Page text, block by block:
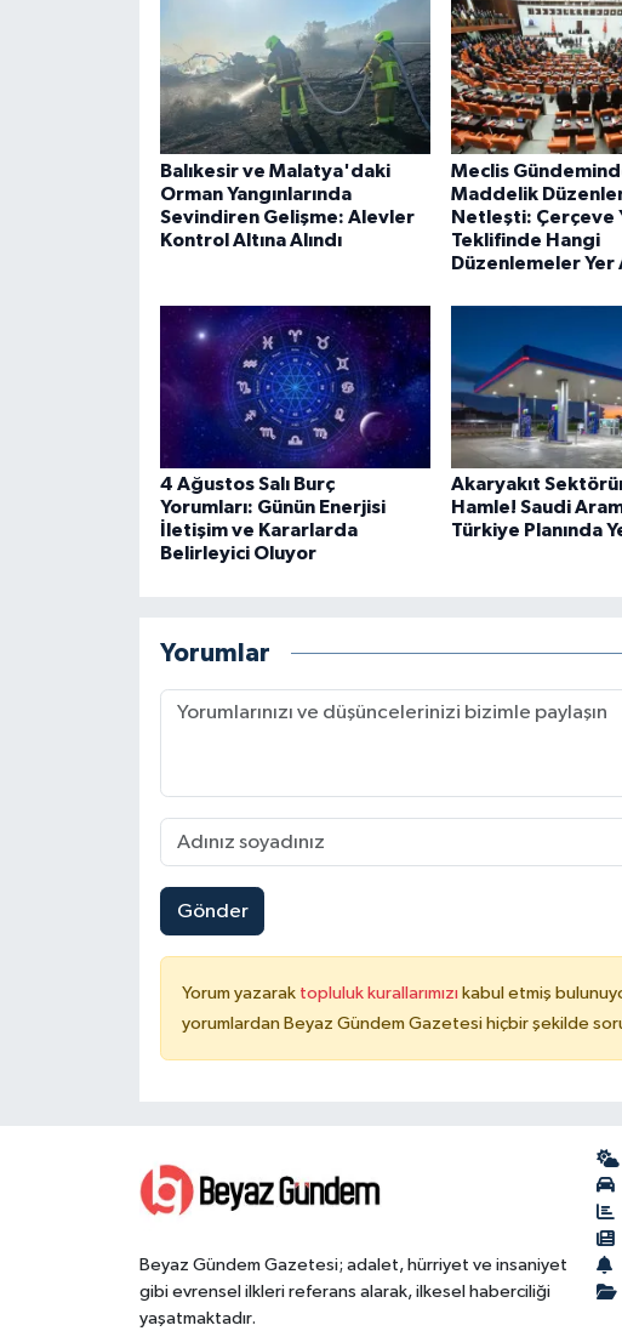
Balıkesir ve Malatya'daki
Orman Yangınlarında
Sevindiren Gelişme: Alevler
Kontrol Altına Alındı
Meclis
Maddelik
Netleşti: Çerçeve
Teklifinde Hangi
Düzenlemeler Yer
4 Ağustos Salı Burç
Yorumları: Günün Enerjisi
İletişim ve Kararlarda
Belirleyici Oluyor
Akaryakıt
Hamle! Saudi
Türkiye Planında
Yorumlar
Gönder
Yorum yazarak topluluk kurallarımızı kabul etmiş
yorumlardan Beyaz Gündem Gazetesi hiçbir şekilde
Beyaz Gündem Gazetesi; adalet, hürriyet ve insaniyet
gibi evrensel ilkleri referans alarak, ilkesel haberciliği
yaşatmaktadır.